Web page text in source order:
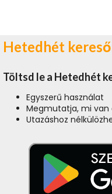
Hetedhét
Töltsd le a Hetedhét
Egyszerű használat
Megmutatja, mi van
Utazáshoz